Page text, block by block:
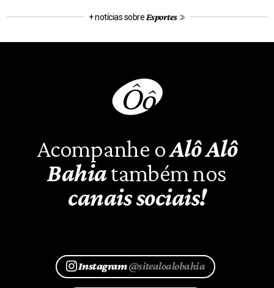
+ notícias sobre Esportes
Acompanhe oAlô Alô
Bahiatambém nos
canais sociais!
Instagram@sitealoalobahia